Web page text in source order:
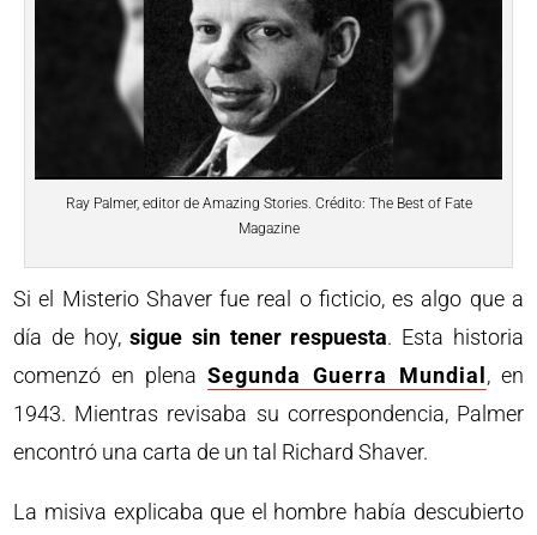
Ray Palmer, editor de Amazing Stories. Crédito: The Best of Fate
Magazine
Si el Misterio Shaver fue real o ficticio, es algo que a
día de hoy,sigue sin tener respuesta. Esta historia
comenzó en plena Segunda Guerra Mundial , en
1943. Mientras revisaba su correspondencia, Palmer
encontró una carta de un tal Richard Shaver.
La misiva explicaba que el hombre había descubierto